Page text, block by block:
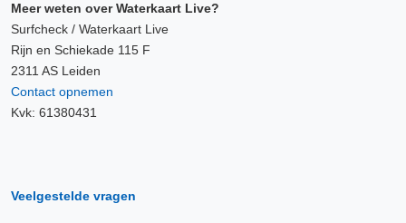
Meer weten over Waterkaart Live?
Surfcheck / Waterkaart Live
Rijn en Schiekade 115 F
2311 AS Leiden
Contact opnemen
Kvk: 61380431
Veelgestelde vragen